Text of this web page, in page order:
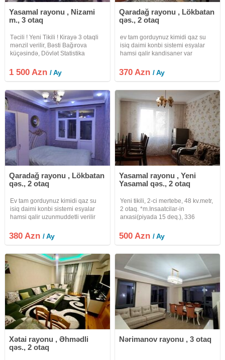
Yasamal rayonu , Nizami
m., 3 otaq
Təcili ! Yeni Tikili ! Кirayə 3 otaqli
mənzil verilir, Bəsti Bağırova
küçəsində, Dövlət Statistika
center və "Nizami" metrosu
yaxinliğinda. Mərtəbə: 18/13.
1 500 Azn/ Ay
Qaradağ rayonu , Lökbatan
qəs., 2 otaq
ev tam gorduynuz kimidi qaz su
isiq daimi konbi sistemi esyalar
hamsi qalir kandisaner var
370 Azn/ Ay
Qaradağ rayonu , Lökbatan
qəs., 2 otaq
Ev tam gorduynuz kimidi qaz su
isiq daimi konbi sistemi esyalar
hamsi qalir uzunmuddetli verilir
380 Azn/ Ay
Yasamal rayonu , Yeni
Yasamal qəs., 2 otaq
Yeni tikili, 2-ci mertebe, 48 kv.metr,
2 otaq. *m.Insaatcilar-in
arxasi(piyada 15 deq.), 336
308 sayli orta mektebin yani. 77,
211 avtobusun duracagi, Esed
500 Azn/ Ay
Xətai rayonu , Əhmədli
qəs., 2 otaq
Nərimanov rayonu , 3 otaq